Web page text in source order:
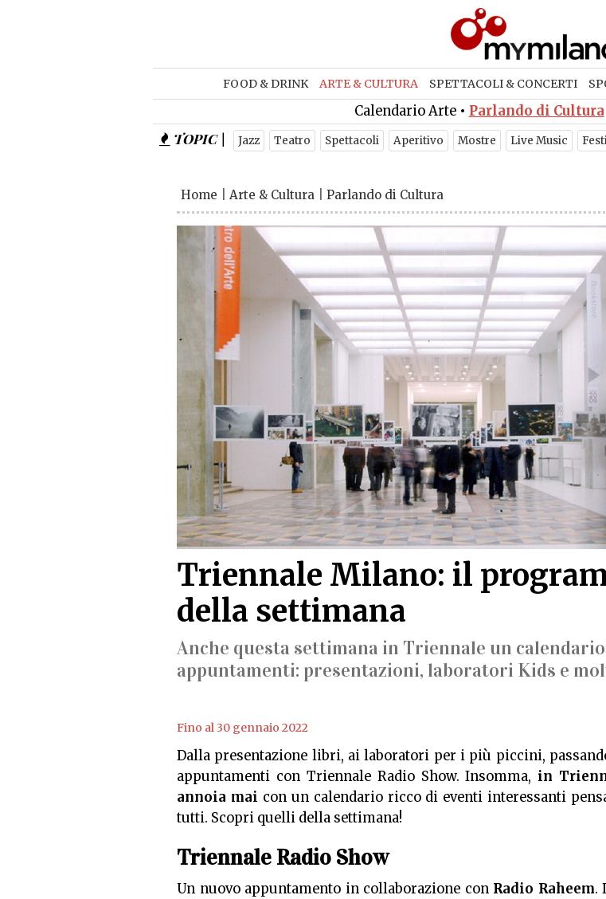
FOOD & DRINK ARTE & CULTURA SPETTACOLI & CONCERTI
Calendario Arte • Parlando di Cultura
TOPIC | Jazz Teatro Spettacoli Aperitivo Mostre Live Music
Home Arte & Cultura Parlando di Cultura
Triennale Milano: il
della settimana
Anche questa settimana in Triennale un
appuntamenti: presentazioni, laboratori Kids e
Fino al 30 gennaio 2022
Dalla presentazione libri, ai laboratori per i più piccini,
appuntamenti con Triennale Radio Show. Insomma, in
annoia mai con un calendario ricco di eventi interessanti
tutti. Scopri quelli della settimana!
Triennale Radio Show
Un nuovo appuntamento in collaborazione con Radio Raheem.